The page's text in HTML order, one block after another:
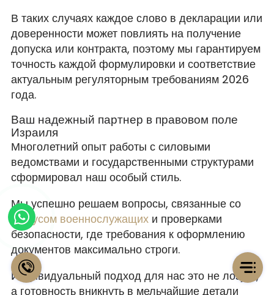
В таких случаях каждое слово в декларации или
доверенности может повлиять на получение
допуска или контракта, поэтому мы гарантируем
точность каждой формулировки и соответствие
актуальным регуляторным требованиям 2026
года.
Ваш надежный партнер в правовом поле
Израиля
Многолетний опыт работы с силовыми
ведомствами и государственными структурами
сформировал наш особый стиль.
Мы успешно решаем вопросы, связанные со
статусом военнослужащихи проверками
безопасности, где требования к оформлению
документов максимально строги.
Индивидуальный подход для нас это не лозунг,
а готовность вникнуть в мельчайшие детали